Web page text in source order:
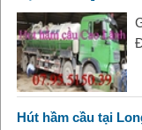
Hút hầm cầu tại